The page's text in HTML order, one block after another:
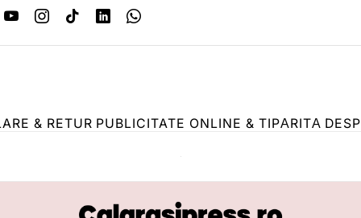
& RETUR PUBLICITATE ONLINE & TIPĂRITĂ